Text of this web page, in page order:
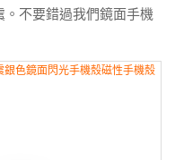
不要錯過我們鏡面手機